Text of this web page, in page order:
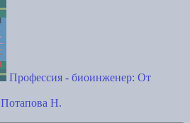
Профессия - биоинженер: От
Потапова Н.